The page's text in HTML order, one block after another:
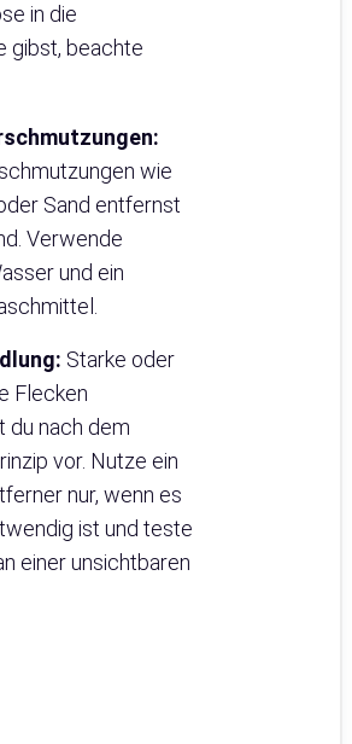
in die
gibst, beachte
wie
Sand entfernst
Verwende
und ein
Starke oder
Flecken
du nach dem
vor. Nutze ein
nur, wenn es
ist und teste
einer unsichtbaren